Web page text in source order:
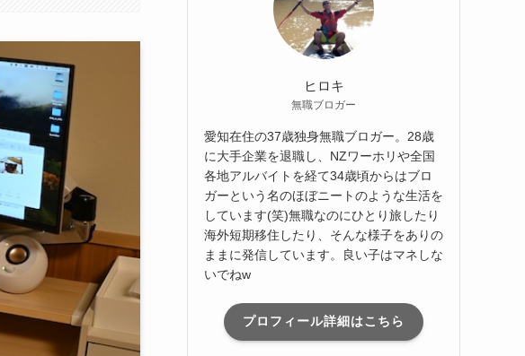
ヒロキ
無職ブロガー
愛知在住の37歳独身無職ブロガー。28歳
に大手企業を退職し、NZワーホリや全国
各地アルバイトを経て34歳頃からはブロ
ガーという名のほぼニートのような生活を
しています(笑)無職なのにひとり旅したり
海外短期移住したり、そんな様子をありの
ままに発信しています。良い子はマネしな
いでねw
プロフィール詳細はこちら